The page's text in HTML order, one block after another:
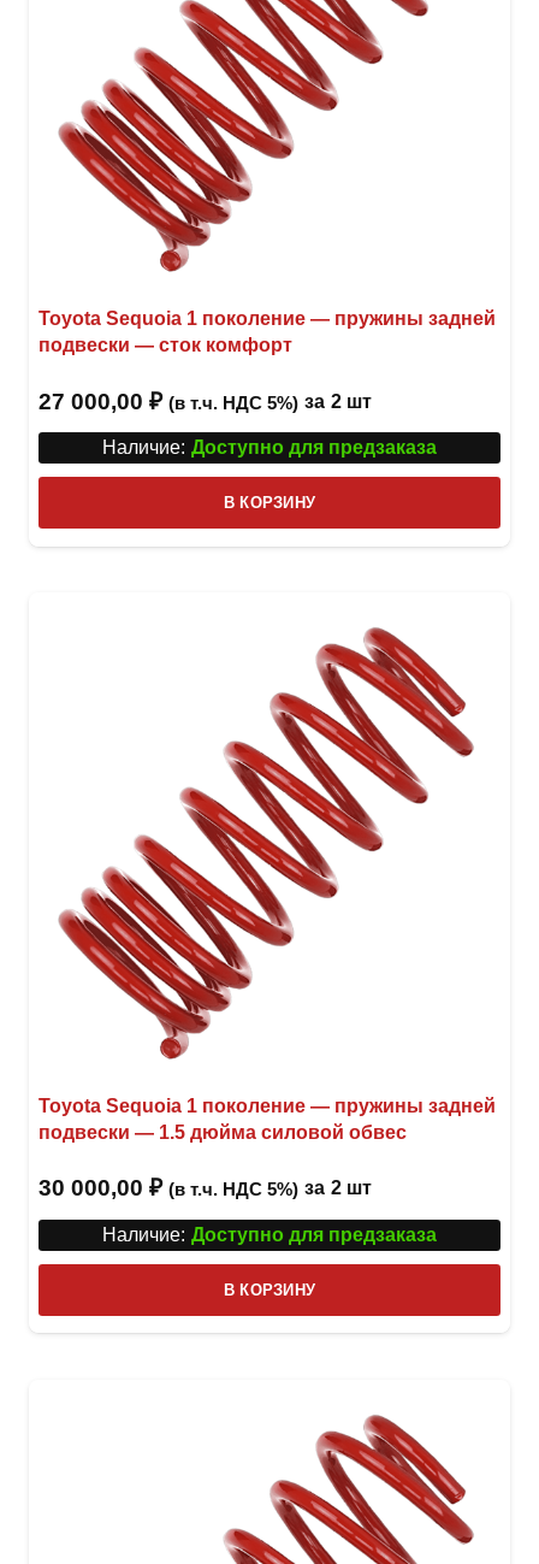
Toyota Sequoia 1 поколение — пружины задней
подвески — сток комфорт
27 000,00 ₽ (в т.ч. НДС 5%) за 2 шт
Наличие: Доступно для предзаказа
В КОРЗИНУ
Toyota Sequoia 1 поколение — пружины задней
подвески — 1.5 дюйма силовой обвес
30 000,00 ₽ (в т.ч. НДС 5%) за 2 шт
Наличие: Доступно для предзаказа
В КОРЗИНУ